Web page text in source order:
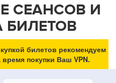
СЕАНСОВ И
БИЛЕТОВ
билетов рекомендуем
покупки Ваш VPN.